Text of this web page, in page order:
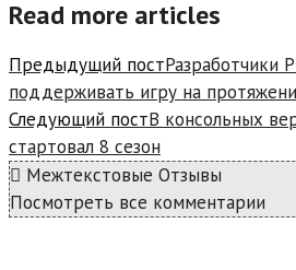
Read more articles
Предыдущий постРазработчики
поддерживать игру на
Следующий постВ консольных
стартовал 8 сезон
Межтекстовые Отзывы
Посмотреть все комментарии